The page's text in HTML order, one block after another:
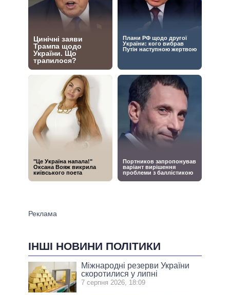
ІНШІ НОВИНИ ПОЛІТИКИ
Міжнародні резерви України
скоротилися у липні
7 серпня 2026, 18:09